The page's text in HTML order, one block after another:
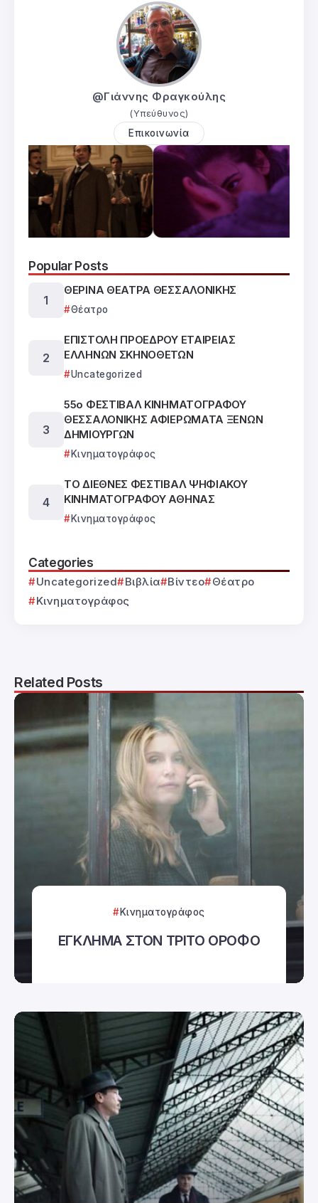
@Γιάννης Φραγκούλης
(Υπεύθυνος)
Επικοινωνία
Popular Posts
ΘΕΡΙΝΑ ΘΕΑΤΡΑ ΘΕΣΣΑΛΟΝΙΚΗΣ
Θέατρο
ΕΠΙΣΤΟΛΗ ΠΡΟΕΔΡΟΥ ΕΤΑΙΡΕΙΑΣ
ΕΛΛΗΝΩΝ ΣΚΗΝΟΘΕΤΩΝ
Uncategorized
55ο ΦΕΣΤΙΒΑΛ ΚΙΝΗΜΑΤΟΓΡΑΦΟΥ
ΘΕΣΣΑΛΟΝΙΚΗΣ ΑΦΙΕΡΩΜΑΤΑ ΞΕΝΩΝ
ΔΗΜΙΟΥΡΓΩΝ
Κινηματογράφος
ΤΟ ΔΙΕΘΝΕΣ ΦΕΣΤΙΒΑΛ ΨΗΦΙΑΚΟΥ
ΚΙΝΗΜΑΤΟΓΡΑΦΟΥ ΑΘΗΝΑΣ
Κινηματογράφος
Categories
Uncategorized Βιβλία Βίντεο
Θέατρο
Κινηματογράφος
Related Posts
Κινηματογράφος
ΕΓΚΛΗΜΑ ΣΤΟΝ ΤΡΙΤΟ ΟΡΟΦΟ